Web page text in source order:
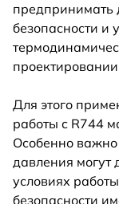
предпринимать
безопасности и
Для этого
работы с R744
Особенно важно
давления могут
условиях
безопасности